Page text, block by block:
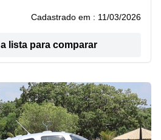
Cadastrado em : 11/03/2026
lista para comparar